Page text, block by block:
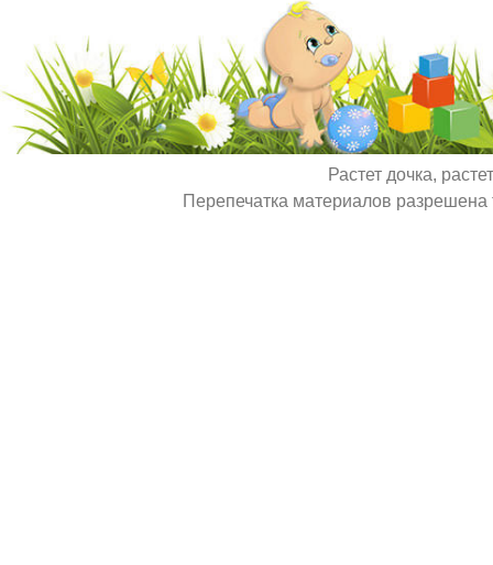
Растет дочка,
Перепечатка материалов разрешена